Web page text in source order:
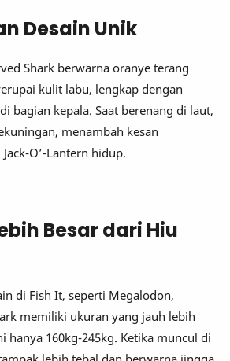
Desain Unik
Shark berwarna oranye terang
kulit labu, lengkap dengan
bagian kepala. Saat berenang di laut,
menambah kesan
O’-Lantern hidup.
Besar dari Hiu
di Fish It, seperti Megalodon,
memiliki ukuran yang jauh lebih
hanya 160kg-245kg. Ketika muncul di